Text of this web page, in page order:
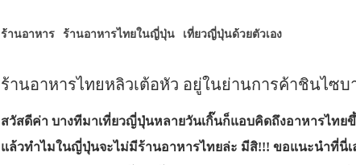
ร้านอาหาร ร้านอาหารไทยในญี่ปุ่น เที่ยวญี่ปุ่นด้วยตัวเอง
ร้านอาหารไทยหลิวเต้อหัว อยู่ในย่านการค้าชินไซบ
สวัสดีค่า บางทีมาเที่ยวญี่ปุ่นหลายวันเกิ๊นก็แอบคิดถึงอาหารไทย
แล้วทำไมในญี่ปุ่นจะไม่มีร้านอาหารไทยล่ะ มีสิ!!! ขอแนะนำที่นี่เ